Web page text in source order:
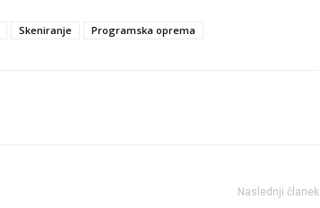
Skeniranje Programska oprema
Naslednji članek